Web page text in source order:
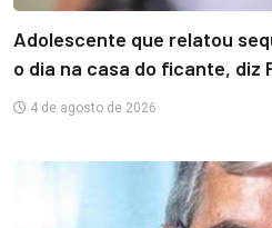
Adolescente que relatou
o dia na casa do ficante, diz
4 de agosto de 2026